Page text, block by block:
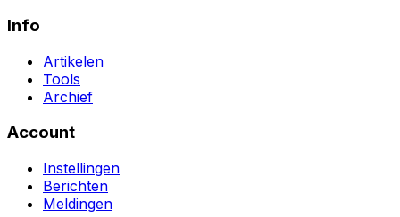
Info
Artikelen
Tools
Archief
Account
Instellingen
Berichten
Meldingen